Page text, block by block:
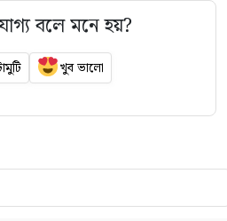
বলে মনে হয়?
খুব ভালো